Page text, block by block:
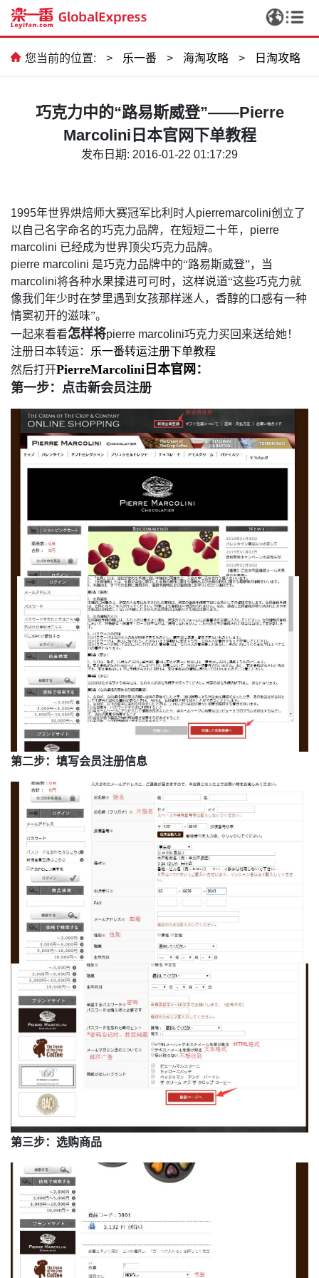
您当前的位置: > 乐一番 > 海淘攻略 > 日淘攻略
巧克力中的“路易斯威登”——Pierre
Marcolini日本官网下单教程
发布日期: 2016-01-22 01:17:29
1995年世界烘焙师大赛冠军比利时人pierremarcolini创立了
以自己名字命名的巧克力品牌，在短短二十年， pierre
marcolini 已经成为世界顶尖巧克力品牌。
pierre marcolini 是巧克力品牌中的“路易斯威登”，当
marcolini将各种水果揉进可可时，这样说道“这些巧克力就
像我们年少时在梦里遇到女孩那样迷人，香醇的口感有一种
情窦初开的滋味”。
一起来看看怎样将pierre marcolini巧克力买回来送给她！
注册日本转运： 乐一番转运注册下单教程
然后打开PierreMarcolini日本官网 ：
第一步：点击新会员注册
第二步：填写会员注册信息
第三步：选购商品